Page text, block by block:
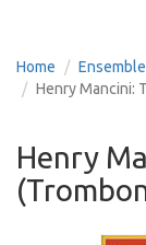
Home Ensemble
Henry Mancini:
Henry